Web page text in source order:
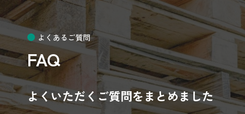
よくあるご質問
FAQ
よくいただくご質問をまとめました